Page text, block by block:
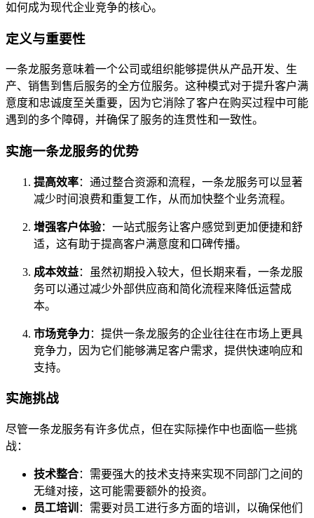
如何成为现代企业竞争的核心。
定义与重要性
一条龙服务意味着一个公司或组织能够提供从产品开发、生
产、销售到售后服务的全方位服务。这种模式对于提升客户满
意度和忠诚度至关重要，因为它消除了客户在购买过程中可能
遇到的多个障碍，并确保了服务的连贯性和一致性。
实施一条龙服务的优势
提高效率：通过整合资源和流程，一条龙服务可以显著
减少时间浪费和重复工作，从而加快整个业务流程。
增强客户体验：一站式服务让客户感觉到更加便捷和舒
适，这有助于提高客户满意度和口碑传播。
成本效益：虽然初期投入较大，但长期来看，一条龙服
务可以通过减少外部供应商和简化流程来降低运营成
本。
市场竞争力：提供一条龙服务的企业往往在市场上更具
竞争力，因为它们能够满足客户需求，提供快速响应和
支持。
实施挑战
尽管一条龙服务有许多优点，但在实际操作中也面临一些挑
战：
技术整合：需要强大的技术支持来实现不同部门之间的
无缝对接，这可能需要额外的投资。
员工培训 ：需要对员工进行多方面的培训，以确保他们